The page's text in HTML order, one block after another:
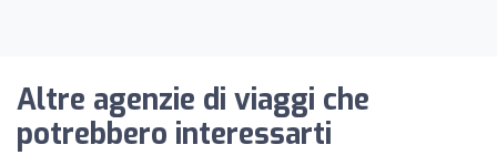
Altre agenzie di viaggi che
potrebbero interessarti